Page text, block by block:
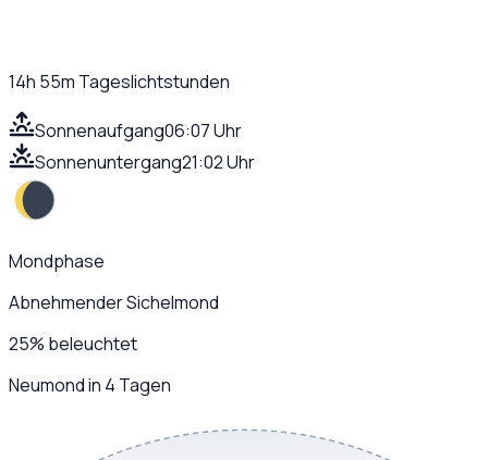
14h 55m Tageslichtstunden
Sonnenaufgang06:07 Uhr
Sonnenuntergang21:02 Uhr
Mondphase
Abnehmender Sichelmond
25% beleuchtet
Neumond in 4 Tagen